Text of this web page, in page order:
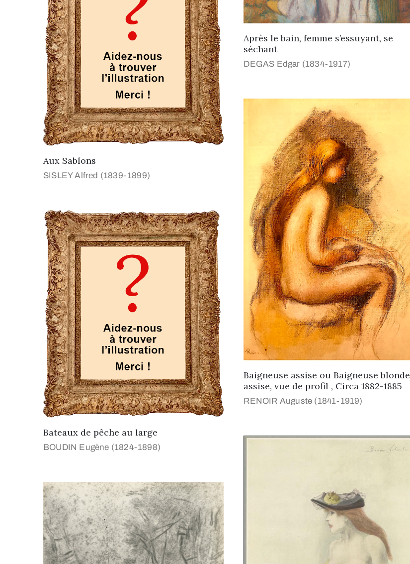
Après le bain, femme s’essuyant, se
séchant
DEGAS Edgar (1834-1917)
Aux Sablons
SISLEY Alfred (1839-1899)
Baigneuse assise ou Baigneuse blonde
assise, vue de profil , Circa 1882-1885
RENOIR Auguste (1841-1919)
Bateaux de pêche au large
BOUDIN Eugène (1824-1898)